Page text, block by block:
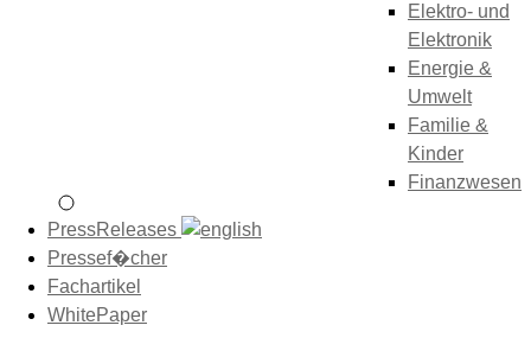
Elektro- und
Elektronik
Energie &
Umwelt
Familie &
Kinder
Finanzwesen
PressReleases
Pressef�cher
Fachartikel
WhitePaper